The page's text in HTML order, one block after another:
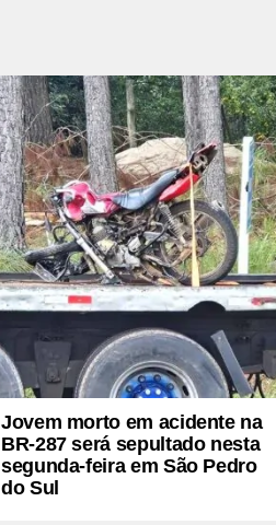
Jovem morto em acidente na
BR-287 será sepultado nesta
segunda-feira em São Pedro
do Sul